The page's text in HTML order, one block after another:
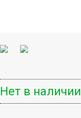
Нет в наличии